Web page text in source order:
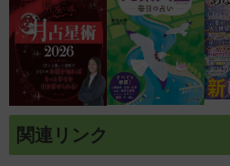
関連リンク